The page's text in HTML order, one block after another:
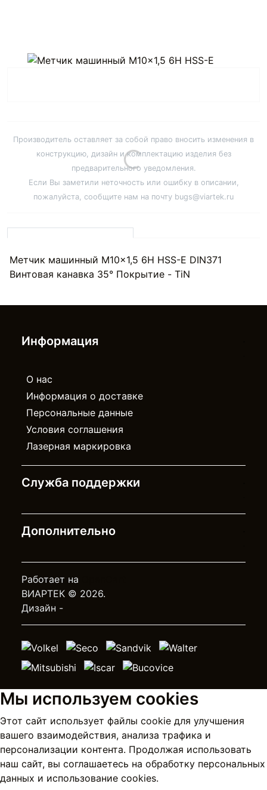
Производитель оставляет за собой право вносить изменения в
конструкцию, дизайн и комплектацию изделия без
предварительного уведомления.
Если Вы заметили неточность или ошибку в описании,
пожалуйста, сообщите нам на почту bugs@viartek.ru
Метчик машинный M10x1,5 6H HSS-E DIN371
Винтовая канавка 35° Покрытие - TiN
Информация
О нас
Информация о доставке
Персональные данные
Условия соглашения
Лазерная маркировка
Служба поддержки
Дополнительно
Работает на
ВИАРТЕК © 2026.
Дизайн -
Мы используем cookies
Этот сайт использует файлы cookie для улучшения
вашего взаимодействия, анализа трафика и
персонализации контента. Продолжая использовать
наш сайт, вы соглашаетесь на обработку персональных
данных и использование cookies.